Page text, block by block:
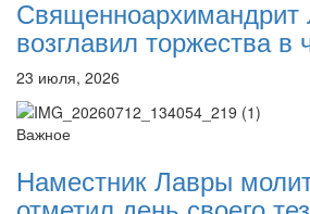
возглавил торжества в
23 июля, 2026
Важное
Наместник Лавры